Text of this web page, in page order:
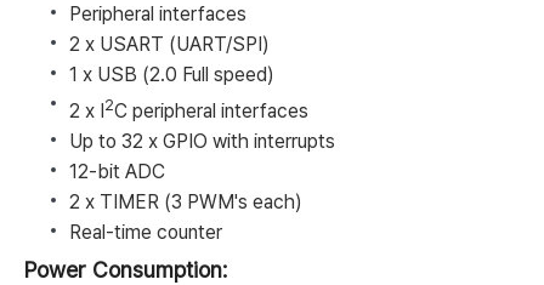
Peripheral interfaces
2 x USART (UART/SPI)
1 x USB (2.0 Full speed)
2 x I 2C peripheral interfaces
Up to 32 x GPIO with interrupts
12-bit ADC
2 x TIMER (3 PWM's each)
Real-time counter
Power Consumption: